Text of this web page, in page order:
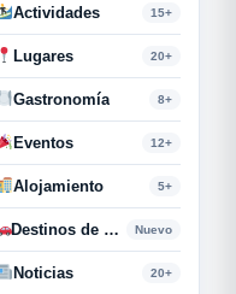
Actividades 15+
Lugares 20+
Gastronomía 8+
Eventos 12+
Alojamiento 5+
Destinos de Paso Nuevo
Noticias 20+